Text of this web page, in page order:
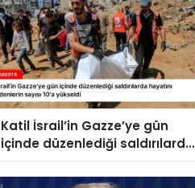
Katil İsrail’in Gazze’ye gün
içinde düzenlediği saldırılarda
hayatını kaybedenlerin sayısı
10’a yükseldi